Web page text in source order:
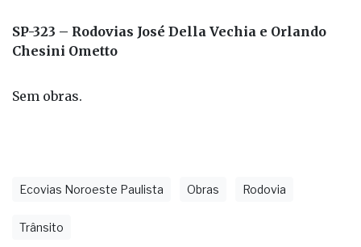
SP-323 – Rodovias José Della Vechia e Orlando
Chesini Ometto
Sem obras.
Ecovias Noroeste Paulista Obras Rodovia
Trânsito